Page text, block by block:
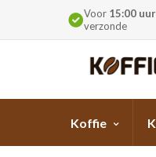
Voor 15:00
verzonde
Koffie